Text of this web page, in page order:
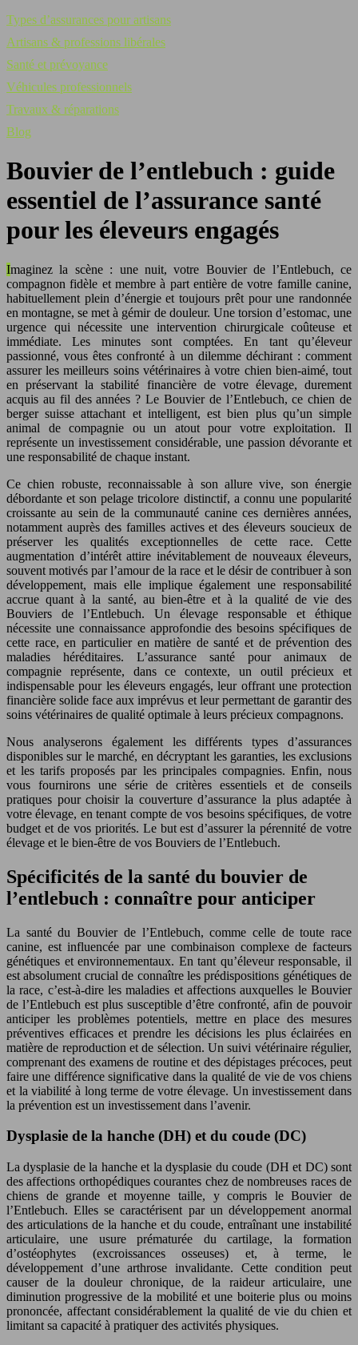
Types d’assurances pour artisans
Artisans & professions libérales
Santé et prévoyance
Véhicules professionnels
Travaux & réparations
Blog
Bouvier de l’entlebuch : guide
essentiel de l’assurance santé
pour les éleveurs engagés
Imaginez la scène : une nuit, votre Bouvier de l’Entlebuch, ce
compagnon fidèle et membre à part entière de votre famille canine,
habituellement plein d’énergie et toujours prêt pour une randonnée
en montagne, se met à gémir de douleur. Une torsion d’estomac, une
urgence qui nécessite une intervention chirurgicale coûteuse et
immédiate. Les minutes sont comptées. En tant qu’éleveur
passionné, vous êtes confronté à un dilemme déchirant : comment
assurer les meilleurs soins vétérinaires à votre chien bien-aimé, tout
en préservant la stabilité financière de votre élevage, durement
acquis au fil des années ? Le Bouvier de l’Entlebuch, ce chien de
berger suisse attachant et intelligent, est bien plus qu’un simple
animal de compagnie ou un atout pour votre exploitation. Il
représente un investissement considérable, une passion dévorante et
une responsabilité de chaque instant.
Ce chien robuste, reconnaissable à son allure vive, son énergie
débordante et son pelage tricolore distinctif, a connu une popularité
croissante au sein de la communauté canine ces dernières années,
notamment auprès des familles actives et des éleveurs soucieux de
préserver les qualités exceptionnelles de cette race. Cette
augmentation d’intérêt attire inévitablement de nouveaux éleveurs,
souvent motivés par l’amour de la race et le désir de contribuer à son
développement, mais elle implique également une responsabilité
accrue quant à la santé, au bien-être et à la qualité de vie des
Bouviers de l’Entlebuch. Un élevage responsable et éthique
nécessite une connaissance approfondie des besoins spécifiques de
cette race, en particulier en matière de santé et de prévention des
maladies héréditaires. L’assurance santé pour animaux de
compagnie représente, dans ce contexte, un outil précieux et
indispensable pour les éleveurs engagés, leur offrant une protection
financière solide face aux imprévus et leur permettant de garantir des
soins vétérinaires de qualité optimale à leurs précieux compagnons.
Nous analyserons également les différents types d’assurances
disponibles sur le marché, en décryptant les garanties, les exclusions
et les tarifs proposés par les principales compagnies. Enfin, nous
vous fournirons une série de critères essentiels et de conseils
pratiques pour choisir la couverture d’assurance la plus adaptée à
votre élevage, en tenant compte de vos besoins spécifiques, de votre
budget et de vos priorités. Le but est d’assurer la pérennité de votre
élevage et le bien-être de vos Bouviers de l’Entlebuch.
Spécificités de la santé du bouvier de
l’entlebuch : connaître pour anticiper
La santé du Bouvier de l’Entlebuch, comme celle de toute race
canine, est influencée par une combinaison complexe de facteurs
génétiques et environnementaux. En tant qu’éleveur responsable, il
est absolument crucial de connaître les prédispositions génétiques de
la race, c’est-à-dire les maladies et affections auxquelles le Bouvier
de l’Entlebuch est plus susceptible d’être confronté, afin de pouvoir
anticiper les problèmes potentiels, mettre en place des mesures
préventives efficaces et prendre les décisions les plus éclairées en
matière de reproduction et de sélection. Un suivi vétérinaire régulier,
comprenant des examens de routine et des dépistages précoces, peut
faire une différence significative dans la qualité de vie de vos chiens
et la viabilité à long terme de votre élevage. Un investissement dans
la prévention est un investissement dans l’avenir.
Dysplasie de la hanche (DH) et du coude (DC)
La dysplasie de la hanche et la dysplasie du coude (DH et DC) sont
des affections orthopédiques courantes chez de nombreuses races de
chiens de grande et moyenne taille, y compris le Bouvier de
l’Entlebuch. Elles se caractérisent par un développement anormal
des articulations de la hanche et du coude, entraînant une instabilité
articulaire, une usure prématurée du cartilage, la formation
d’ostéophytes (excroissances osseuses) et, à terme, le
développement d’une arthrose invalidante. Cette condition peut
causer de la douleur chronique, de la raideur articulaire, une
diminution progressive de la mobilité et une boiterie plus ou moins
prononcée, affectant considérablement la qualité de vie du chien et
limitant sa capacité à pratiquer des activités physiques.